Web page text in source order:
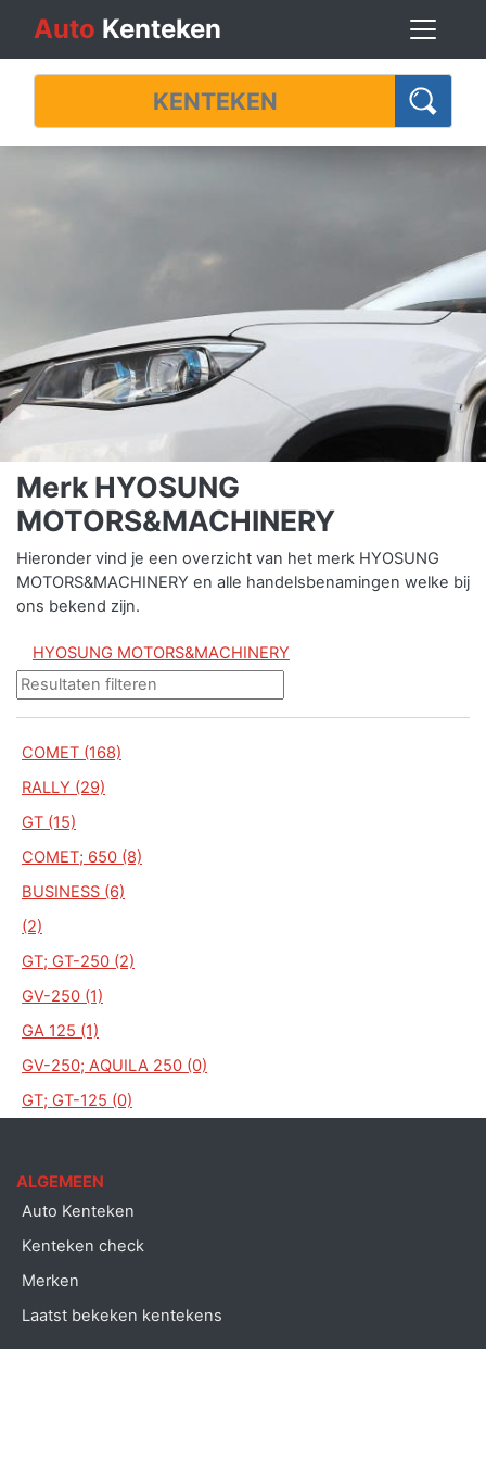
Auto Kenteken
Merk HYOSUNG
MOTORS&MACHINERY
Hieronder vind je een overzicht van het merk HYOSUNG
MOTORS&MACHINERY en alle handelsbenamingen welke bij
ons bekend zijn.
HYOSUNG MOTORS&MACHINERY
COMET (168)
RALLY (29)
GT (15)
COMET; 650 (8)
BUSINESS (6)
(2)
GT; GT-250 (2)
GV-250 (1)
GA 125 (1)
GV-250; AQUILA 250 (0)
GT; GT-125 (0)
ALGEMEEN
Auto Kenteken
Kenteken check
Merken
Laatst bekeken kentekens